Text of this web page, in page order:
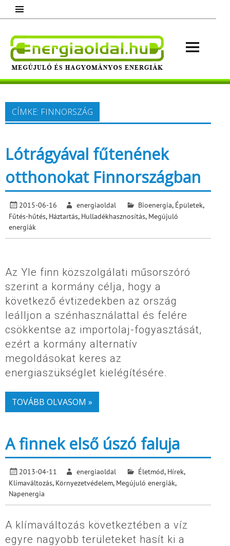
content
Megújuló és hagyományos energiák.
Minden, ami energia!
CÍMKE: FINNORSZÁG
Lótrágyával fűtenének
otthonokat Finnországban
2015-06-16 energiaoldal Bioenergia, Épületek,
Fűtés-hűtés, Háztartás, Hulladékhasznosítás, Megújuló
energiák
Az Yle finn közszolgálati műsorszóró
szerint a kormány célja, hogy a
következő évtizedekben az ország
leálljon a szénhasználattal és felére
csökkentse az importolaj-fogyasztását,
ezért a kormány alternatív
megoldásokat keres az
energiaszükséglet kielégítésére.
TOVÁBB OLVASOM »
A finnek első úszó faluja
2013-04-11 energiaoldal Életmód, Hírek,
Klímaváltozás, Környezetvédelem, Megújuló energiák,
Napenergia
A klímaváltozás következtében a víz
egyre nagyobb területeket hasít ki a